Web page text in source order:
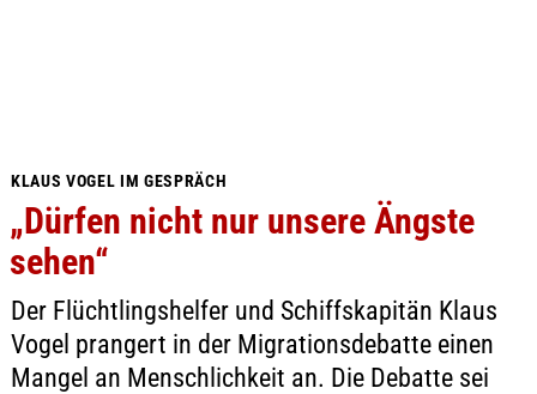
KLAUS VOGEL IM GESPRÄCH
„Dürfen nicht nur unsere Ängste
sehen“
Der Flüchtlingshelfer und Schiffskapitän Klaus
Vogel prangert in der Migrationsdebatte einen
Mangel an Menschlichkeit an. Die Debatte sei